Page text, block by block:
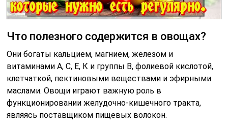
Что полезного содержится в овощах?
Они богаты кальцием, магнием, железом и
витаминами А, С, Е, К и группы В, фолиевой кислотой,
клетчаткой, пектиновыми веществами и эфирными
маслами. Овощи играют важную роль в
функционировании желудочно-кишечного тракта,
являясь поставщиком пищевых волокон.